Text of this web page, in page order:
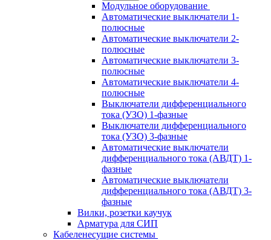
Модульное оборудование
Автоматические выключатели 1-
полюсные
Автоматические выключатели 2-
полюсные
Автоматические выключатели 3-
полюсные
Автоматические выключатели 4-
полюсные
Выключатели дифференциального
тока (УЗО) 1-фазные
Выключатели дифференциального
тока (УЗО) 3-фазные
Автоматические выключатели
дифференциального тока (АВДТ) 1-
фазные
Автоматические выключатели
дифференциального тока (АВДТ) 3-
фазные
Вилки, розетки каучук
Арматура для СИП
Кабеленесущие системы